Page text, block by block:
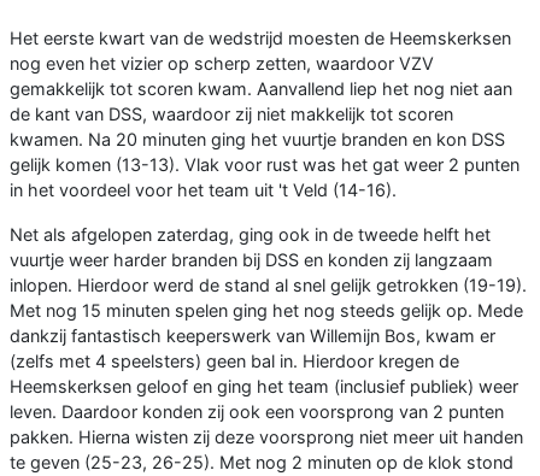
Het eerste kwart van de wedstrijd moesten de Heemskerksen
nog even het vizier op scherp zetten, waardoor VZV
gemakkelijk tot scoren kwam. Aanvallend liep het nog niet aan
de kant van DSS, waardoor zij niet makkelijk tot scoren
kwamen. Na 20 minuten ging het vuurtje branden en kon DSS
gelijk komen (13-13). Vlak voor rust was het gat weer 2 punten
in het voordeel voor het team uit 't Veld (14-16).
Net als afgelopen zaterdag, ging ook in de tweede helft het
vuurtje weer harder branden bij DSS en konden zij langzaam
inlopen. Hierdoor werd de stand al snel gelijk getrokken (19-19).
Met nog 15 minuten spelen ging het nog steeds gelijk op. Mede
dankzij fantastisch keeperswerk van Willemijn Bos, kwam er
(zelfs met 4 speelsters) geen bal in. Hierdoor kregen de
Heemskerksen geloof en ging het team (inclusief publiek) weer
leven. Daardoor konden zij ook een voorsprong van 2 punten
pakken. Hierna wisten zij deze voorsprong niet meer uit handen
te geven (25-23, 26-25). Met nog 2 minuten op de klok stond